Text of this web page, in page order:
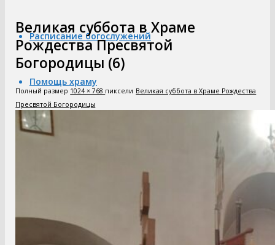
Расписание богослужений
Помощь храму
Паломники
Продуктовая лавка — Храм в д. Тимашово
Великая суббота в Храме
Рождества Пресвятой
Богородицы (6)
Полный размер 1024 × 768 пиксели Великая суббота в Храме Рождества
Пресвятой Богородицы